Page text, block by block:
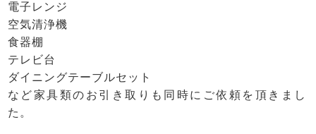
電子レンジ
空気清浄機
食器棚
テレビ台
ダイニングテーブルセット
など家具類のお引き取りも同時にご依頼を頂きまし
た。